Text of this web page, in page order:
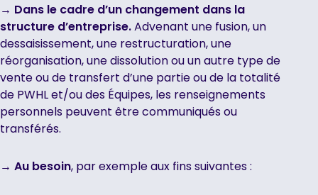
→ Dans le cadre d’un changement dans la
structure d’entreprise.Advenant une fusion, un
dessaisissement, une restructuration, une
réorganisation, une dissolution ou un autre type de
vente ou de transfert d’une partie ou de la totalité
de PWHL et/ou des Équipes, les renseignements
personnels peuvent être communiqués ou
transférés.
→ Au besoin, par exemple aux fins suivantes :